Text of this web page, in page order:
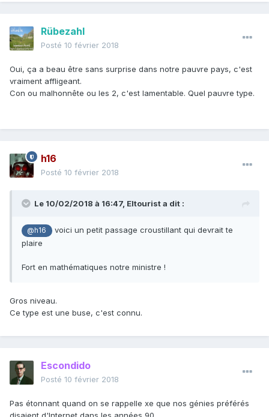
Rübezahl
Posté 10 février 2018
Oui, ça a beau être sans surprise dans notre pauvre pays, c'est
vraiment affligeant.
Con ou malhonnête ou les 2, c'est lamentable. Quel pauvre type.
h16
Posté 10 février 2018
Le 10/02/2018 à 16:47, Eltourista dit :
@h16
voici un petit passage croustillant qui devrait te
plaire
Fort en mathématiques notre ministre !
Gros niveau.
Ce type est une buse, c'est connu.
Escondido
Posté 10 février 2018
Pas étonnant quand on se rappelle xe que nos génies préférés